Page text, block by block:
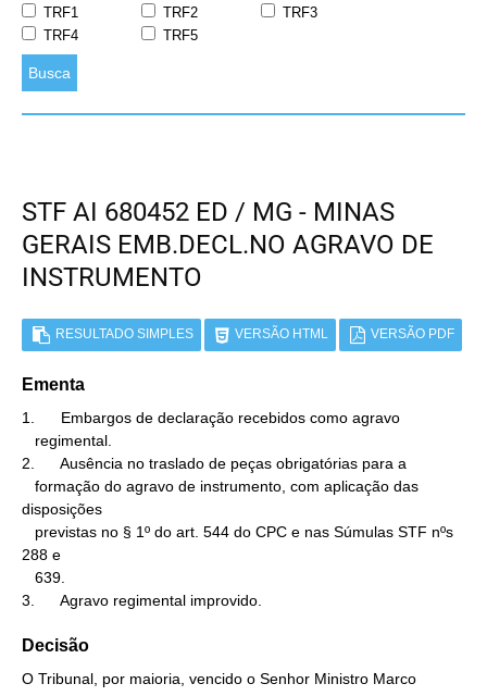
TRF1
TRF2
TRF3
TRF4
TRF5
Busca
STF AI 680452 ED / MG - MINAS
GERAIS EMB.DECL.NO AGRAVO DE
INSTRUMENTO
RESULTADO SIMPLES VERSÃO HTML VERSÃO PDF
Ementa
1.      Embargos de declaração recebidos como agravo
2.      Ausência no traslado de peças obrigatórias para a
disposições
288 e
3.      Agravo regimental improvido.
Decisão
O Tribunal, por maioria, vencido o Senhor Ministro Marco